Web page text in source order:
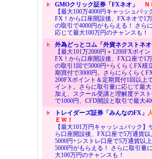
GMOクリック証券「FXネオ」
Ｎ
【最大100万4000円キャッシュバッ
FX！から口座開設後、FXネオで1
の取引で4000円がもらえる！ さら
応じて最大100万円のチャンスも！
外為どっとコム「外貨ネクストネオ
【最大101万2000円＋1200FXポイ
FX！から口座開設後、FX口座で1
の取引1回で5000円+らくらくFX積
期買付で3000円。さらにらくらく
200FXポイント＆定期買付1回以上
イント。さらに取引量に応じて最
加え、スクール受講と理解度テス
で1000円、CFD開設と取引で最大
トレイダーズ証券「みんなのFX」
ＥＷ！
【最大101万円キャッシュバック】
ら口座開設後、FX口座で5万通貨
5000円+シストレ口座で5万通貨以
5000円がもらえる！ さらに取引量
大100万円のチャンスも！